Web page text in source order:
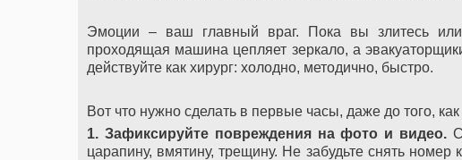
Эмоции – ваш главный враг. Пока вы злитесь или
проходящая машина цепляет зеркало, а
действуйте как хирург: холодно, методично, быстро.
Вот что нужно сделать в первые часы, даже до того,
1. Зафиксируйте повреждения на фото и видео.
царапину, вмятину, трещину. Не забудьте снять